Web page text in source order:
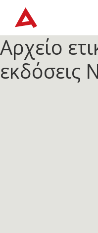
Αρχείο
εκδόσεις